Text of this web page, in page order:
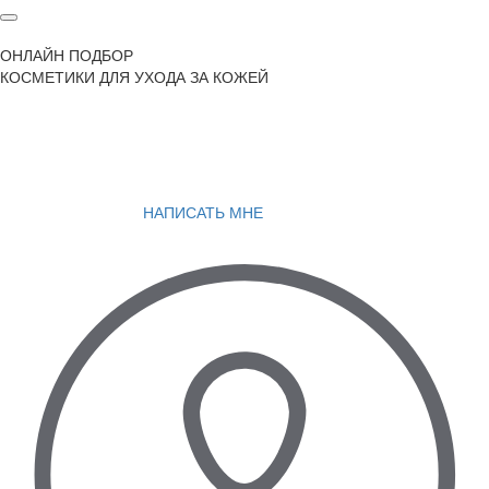
ОНЛАЙН ПОДБОР
КОСМЕТИКИ ДЛЯ УХОДА ЗА КОЖЕЙ
НАПИСАТЬ МНЕ